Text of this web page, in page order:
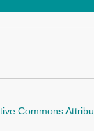
Commons